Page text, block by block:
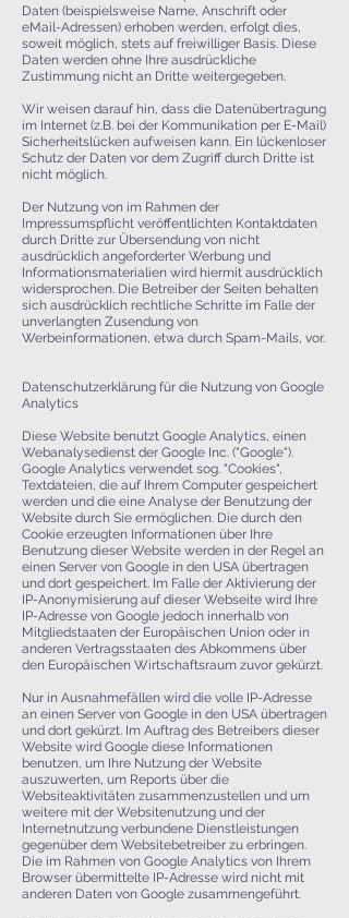
Daten (beispielsweise Name, Anschrift oder
eMail-Adressen) erhoben werden, erfolgt dies,
soweit möglich, stets auf freiwilliger Basis. Diese
Daten werden ohne Ihre ausdrückliche
Zustimmung nicht an Dritte weitergegeben.
Wir weisen darauf hin, dass die Datenübertragung
im Internet (z.B. bei der Kommunikation per E-Mail)
Sicherheitslücken aufweisen kann. Ein lückenloser
Schutz der Daten vor dem Zugriff durch Dritte ist
nicht möglich.
Der Nutzung von im Rahmen der
Impressumspflicht veröffentlichten Kontaktdaten
durch Dritte zur Übersendung von nicht
ausdrücklich angeforderter Werbung und
Informationsmaterialien wird hiermit ausdrücklich
widersprochen. Die Betreiber der Seiten behalten
sich ausdrücklich rechtliche Schritte im Falle der
unverlangten Zusendung von
Werbeinformationen, etwa durch Spam-Mails, vor.
Datenschutzerklärung für die Nutzung von Google
Analytics
Diese Website benutzt Google Analytics, einen
Webanalysedienst der Google Inc. ("Google").
Google Analytics verwendet sog. "Cookies",
Textdateien, die auf Ihrem Computer gespeichert
werden und die eine Analyse der Benutzung der
Website durch Sie ermöglichen. Die durch den
Cookie erzeugten Informationen über Ihre
Benutzung dieser Website werden in der Regel an
einen Server von Google in den USA übertragen
und dort gespeichert. Im Falle der Aktivierung der
IP-Anonymisierung auf dieser Webseite wird Ihre
IP-Adresse von Google jedoch innerhalb von
Mitgliedstaaten der Europäischen Union oder in
anderen Vertragsstaaten des Abkommens über
den Europäischen Wirtschaftsraum zuvor gekürzt.
Nur in Ausnahmefällen wird die volle IP-Adresse
an einen Server von Google in den USA übertragen
und dort gekürzt. Im Auftrag des Betreibers dieser
Website wird Google diese Informationen
benutzen, um Ihre Nutzung der Website
auszuwerten, um Reports über die
Websiteaktivitäten zusammenzustellen und um
weitere mit der Websitenutzung und der
Internetnutzung verbundene Dienstleistungen
gegenüber dem Websitebetreiber zu erbringen.
Die im Rahmen von Google Analytics von Ihrem
Browser übermittelte IP-Adresse wird nicht mit
anderen Daten von Google zusammengeführt.